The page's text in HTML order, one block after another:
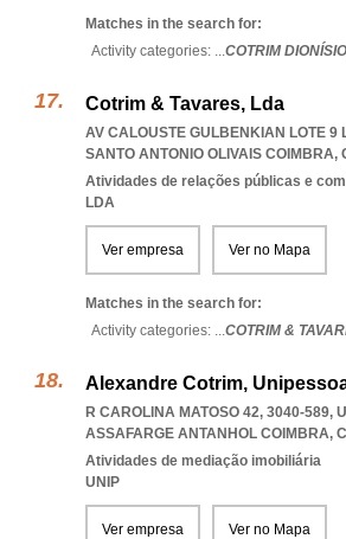
Matches in the search for:
Activity categories: ...COTRIM
Cotrim & Tavares, Lda
AV CALOUSTE GULBENKIAN LOTE 9
SANTO ANTONIO OLIVAIS COIMBRA,
Atividades de relações públicas e
LDA
Ver empresa Ver no Mapa
Matches in the search for:
Activity categories: ...COTRIM &
Alexandre Cotrim,
R CAROLINA MATOSO 42, 3040-589,
ASSAFARGE ANTANHOL COIMBRA,
Atividades de mediação imobiliária
UNIP
Ver empresa Ver no Mapa